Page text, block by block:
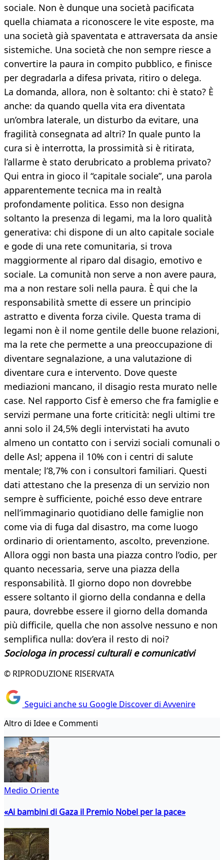
sociale. Non è dunque una società pacificata
quella chiamata a riconoscere le vite esposte, ma
una società già spaventata e attraversata da ansie
sistemiche. Una società che non sempre riesce a
convertire la paura in compito pubblico, e finisce
per degradarla a difesa privata, ritiro o delega.
La domanda, allora, non è soltanto: chi è stato? È
anche: da quando quella vita era diventata
un’ombra laterale, un disturbo da evitare, una
fragilità consegnata ad altri? In quale punto la
cura si è interrotta, la prossimità si è ritirata,
l’allarme è stato derubricato a problema privato?
Qui entra in gioco il “capitale sociale”, una parola
apparentemente tecnica ma in realtà
profondamente politica. Esso non designa
soltanto la presenza di legami, ma la loro qualità
generativa: chi dispone di un alto capitale sociale
e gode di una rete comunitaria, si trova
maggiormente al riparo dal disagio, emotivo e
sociale. La comunità non serve a non avere paura,
ma a non restare soli nella paura. È qui che la
responsabilità smette di essere un principio
astratto e diventa forza civile. Questa trama di
legami non è il nome gentile delle buone relazioni,
ma la rete che permette a una preoccupazione di
diventare segnalazione, a una valutazione di
diventare cura e intervento. Dove queste
mediazioni mancano, il disagio resta murato nelle
case. Nel rapporto Cisf è emerso che fra famiglie e
servizi permane una forte criticità: negli ultimi tre
anni solo il 24,5% degli intervistati ha avuto
almeno un contatto con i servizi sociali comunali o
delle Asl; appena il 10% con i centri di salute
mentale; l’8,7% con i consultori familiari. Questi
dati attestano che la presenza di un servizio non
sempre è sufficiente, poiché esso deve entrare
nell’immaginario quotidiano delle famiglie non
come via di fuga dal disastro, ma come luogo
ordinario di orientamento, ascolto, prevenzione.
Allora oggi non basta una piazza contro l’odio, per
quanto necessaria, serve una piazza della
responsabilità. Il giorno dopo non dovrebbe
essere soltanto il giorno della condanna e della
paura, dovrebbe essere il giorno della domanda
più difficile, quella che non assolve nessuno e non
semplifica nulla: dov’era il resto di noi?
Sociologa in processi culturali e comunicativi
© RIPRODUZIONE RISERVATA
Seguici anche su Google Discover di Avvenire
Altro di Idee e Commenti
Medio Oriente
«Ai bambini di Gaza il Premio Nobel per la pace»